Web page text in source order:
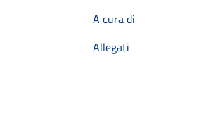
A cura di
Allegati